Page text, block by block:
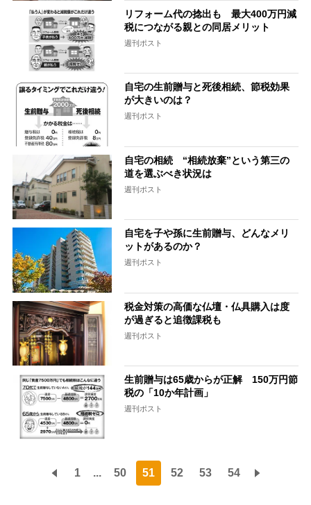
リフォーム代の捻出も 最大400万円減
税につながる親との同居メリット
週刊ポスト
自宅の生前贈与と死後相続、節税効果
が大きいのは？
週刊ポスト
自宅の相続 “相続放棄”という第三の
道を選ぶべき状況は
週刊ポスト
自宅を子や孫に生前贈与、どんなメリ
ットがあるのか？
週刊ポスト
税金対策の高価な仏壇・仏具購入は度
が過ぎると追徴課税も
週刊ポスト
生前贈与は65歳からが正解 150万円節
税の「10か年計画」
週刊ポスト
1 ... 50 51 52 53 54